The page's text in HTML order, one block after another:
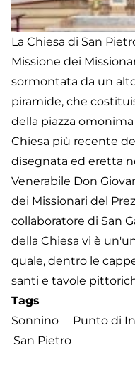
La Chiesa di San
Missione dei
sormontata da un
piramide, che
della piazza
Chiesa più recente
disegnata ed eretta
Venerabile Don
dei Missionari del
collaboratore di San
della Chiesa vi è
quale, dentro le
santi e tavole
Tags
Sonnino
Punto di
San Pietro